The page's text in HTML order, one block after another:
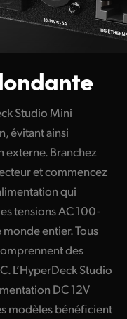
Studio Mini
évitant ainsi
externe. Branchez
et commencez
qui
tensions AC 100-
entier. Tous
des
L’HyperDeck Studio
DC 12V
modèles bénéficient